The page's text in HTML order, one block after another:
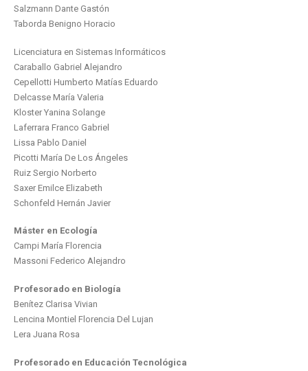
Salzmann Dante Gastón
Taborda Benigno Horacio
Licenciatura en Sistemas Informáticos
Caraballo Gabriel Alejandro
Cepellotti Humberto Matías Eduardo
Delcasse María Valeria
Kloster Yanina Solange
Laferrara Franco Gabriel
Lissa Pablo Daniel
Picotti María De Los Ángeles
Ruiz Sergio Norberto
Saxer Emilce Elizabeth
Schonfeld Hernán Javier
Máster en Ecología
Campi María Florencia
Massoni Federico Alejandro
Profesorado en Biología
Benítez Clarisa Vivian
Lencina Montiel Florencia Del Lujan
Lera Juana Rosa
Profesorado en Educación Tecnológica